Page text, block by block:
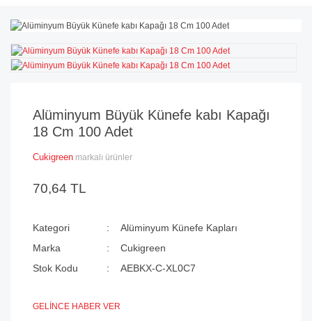
Alüminyum Büyük Künefe kabı Kapağı
18 Cm 100 Adet
Cukigreen markalı ürünler
70,64 TL
Kategori
Alüminyum Künefe Kapları
Marka
Cukigreen
Stok Kodu
AEBKX-C-XL0C7
GELİNCE HABER VER